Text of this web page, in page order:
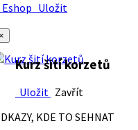
Uložit
Kurz šití korzetů
Uložit Zavřít
KDE TO SEHNAT